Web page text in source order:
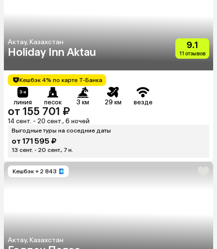
Актау, Казахстан
Holiday Inn Aktau
9.1
11 отзывов
Кешбэк 4% по карте Т-Банка
линия песок 3 км 29 км везде
от 155 701 ₽
14 сент. - 20 сент., 6 ночей
Выгодные туры на соседние даты
от 171 595 ₽
13 сент. - 20 сент., 7 н.
Кешбэк + 2 843
Актау, Казахстан